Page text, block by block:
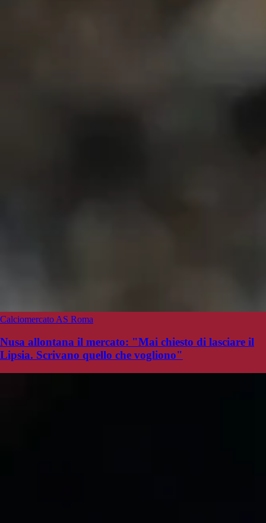
Calciomercato AS Roma
Nusa allontana il mercato: "Mai chiesto di lasciare il
Lipsia. Scrivano quello che vogliono"